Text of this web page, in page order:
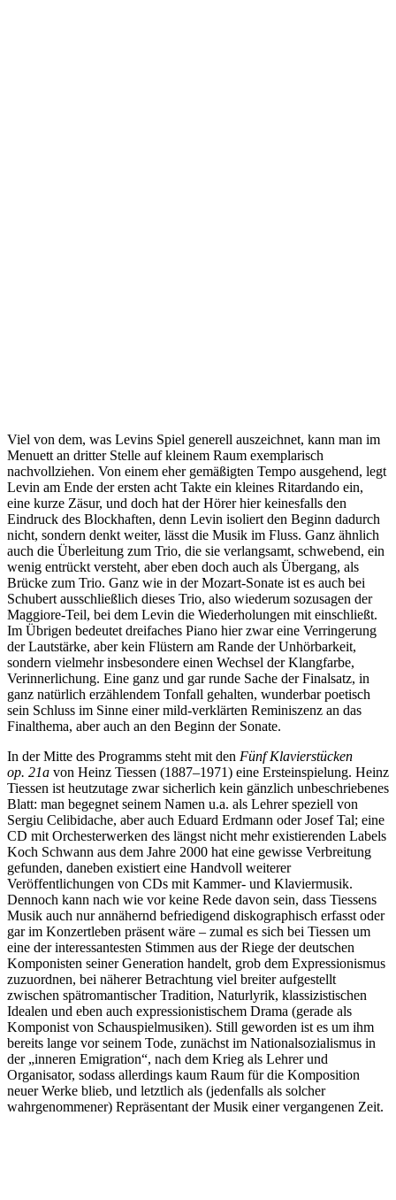
Viel von dem, was Levins Spiel generell auszeichnet, kann man im
Menuett an dritter Stelle auf kleinem Raum exemplarisch
nachvollziehen. Von einem eher gemäßigten Tempo ausgehend, legt
Levin am Ende der ersten acht Takte ein kleines Ritardando ein,
eine kurze Zäsur, und doch hat der Hörer hier keinesfalls den
Eindruck des Blockhaften, denn Levin isoliert den Beginn dadurch
nicht, sondern denkt weiter, lässt die Musik im Fluss. Ganz ähnlich
auch die Überleitung zum Trio, die sie verlangsamt, schwebend, ein
wenig entrückt versteht, aber eben doch auch als Übergang, als
Brücke zum Trio. Ganz wie in der Mozart-Sonate ist es auch bei
Schubert ausschließlich dieses Trio, also wiederum sozusagen der
Maggiore-Teil, bei dem Levin die Wiederholungen mit einschließt.
Im Übrigen bedeutet dreifaches Piano hier zwar eine Verringerung
der Lautstärke, aber kein Flüstern am Rande der Unhörbarkeit,
sondern vielmehr insbesondere einen Wechsel der Klangfarbe,
Verinnerlichung. Eine ganz und gar runde Sache der Finalsatz, in
ganz natürlich erzählendem Tonfall gehalten, wunderbar poetisch
sein Schluss im Sinne einer mild-verklärten Reminiszenz an das
Finalthema, aber auch an den Beginn der Sonate.
In der Mitte des Programms steht mit den Fünf Klavierstücken
op. 21a von Heinz Tiessen (1887–1971) eine Ersteinspielung. Heinz
Tiessen ist heutzutage zwar sicherlich kein gänzlich unbeschriebenes
Blatt: man begegnet seinem Namen u.a. als Lehrer speziell von
Sergiu Celibidache, aber auch Eduard Erdmann oder Josef Tal; eine
CD mit Orchesterwerken des längst nicht mehr existierenden Labels
Koch Schwann aus dem Jahre 2000 hat eine gewisse Verbreitung
gefunden, daneben existiert eine Handvoll weiterer
Veröffentlichungen von CDs mit Kammer- und Klaviermusik.
Dennoch kann nach wie vor keine Rede davon sein, dass Tiessens
Musik auch nur annähernd befriedigend diskographisch erfasst oder
gar im Konzertleben präsent wäre – zumal es sich bei Tiessen um
eine der interessantesten Stimmen aus der Riege der deutschen
Komponisten seiner Generation handelt, grob dem Expressionismus
zuzuordnen, bei näherer Betrachtung viel breiter aufgestellt
zwischen spätromantischer Tradition, Naturlyrik, klassizistischen
Idealen und eben auch expressionistischem Drama (gerade als
Komponist von Schauspielmusiken). Still geworden ist es um ihm
bereits lange vor seinem Tode, zunächst im Nationalsozialismus in
der „inneren Emigration“, nach dem Krieg als Lehrer und
Organisator, sodass allerdings kaum Raum für die Komposition
neuer Werke blieb, und letztlich als (jedenfalls als solcher
wahrgenommener) Repräsentant der Musik einer vergangenen Zeit.